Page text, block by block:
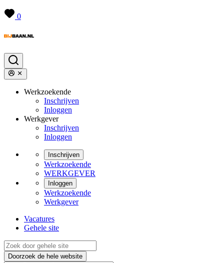
0
Werkzoekende
Inschrijven
Inloggen
Werkgever
Inschrijven
Inloggen
Inschrijven
Werkzoekende
WERKGEVER
Inloggen
Werkzoekende
Werkgever
Vacatures
Gehele site